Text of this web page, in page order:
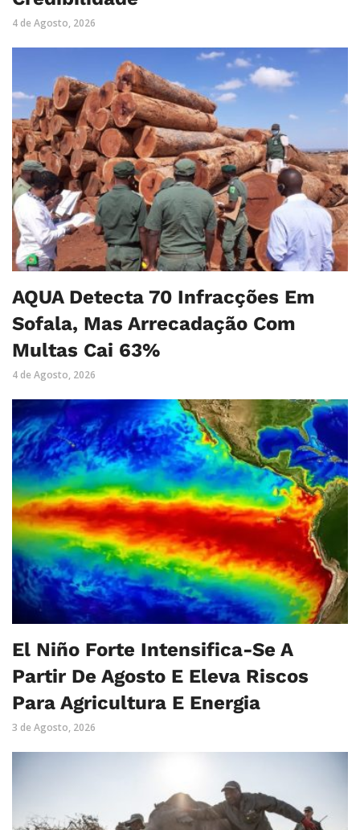
4 de Agosto, 2026
AQUA Detecta 70 Infracções Em
Sofala, Mas Arrecadação Com
Multas Cai 63%
4 de Agosto, 2026
El Niño Forte Intensifica-Se A
Partir De Agosto E Eleva Riscos
Para Agricultura E Energia
3 de Agosto, 2026